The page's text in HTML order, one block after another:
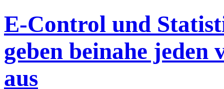
E-Control und
geben beinahe
aus